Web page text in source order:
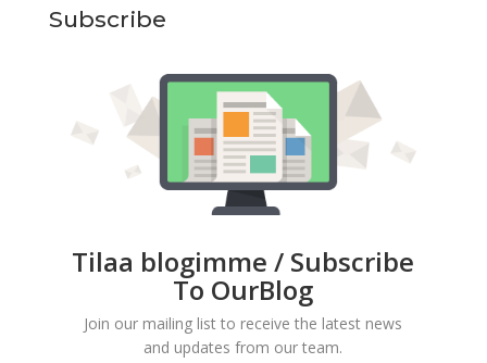
Subscribe
Tilaa blogimme / Subscribe
To OurBlog
Join our mailing list to receive the latest news
and updates from our team.